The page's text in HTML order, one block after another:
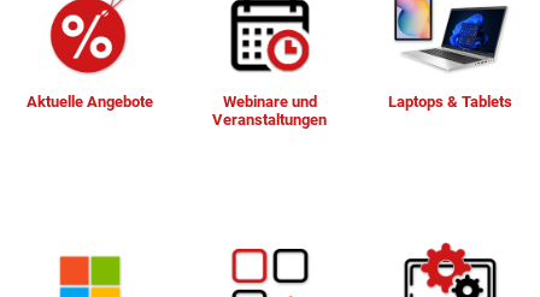
Aktuelle Angebote
Webinare und
Veranstaltungen
Laptops & Tablets